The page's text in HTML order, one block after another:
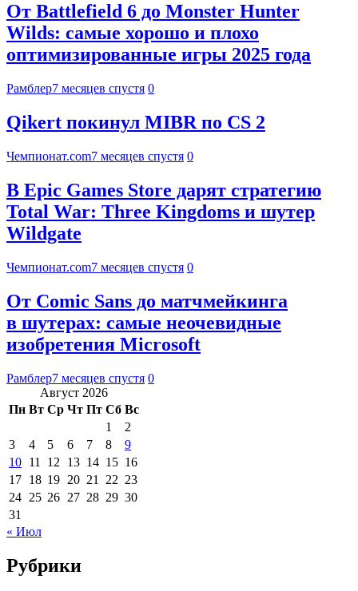
От Battlefield 6 до Monster Hunter
Wilds: самые хорошо и плохо
оптимизированные игры 2025 года
Рамблер7 месяцев спустя 0
Qikert покинул MIBR по CS 2
Чемпионат.com7 месяцев спустя 0
В Epic Games Store дарят стратегию
Total War: Three Kingdoms и шутер
Wildgate
Чемпионат.com7 месяцев спустя 0
От Comic Sans до матчмейкинга
в шутерах: самые неочевидные
изобретения Microsoft
Рамблер7 месяцев спустя 0
Август 2026
Пн Вт Ср Чт Пт Сб Вс
1
2
3
4 5 6 7 8
9
10 11 12 13 14 15 16
17 18 19 20 21 22 23
24 25 26 27 28 29 30
31
« Июл
Рубрики